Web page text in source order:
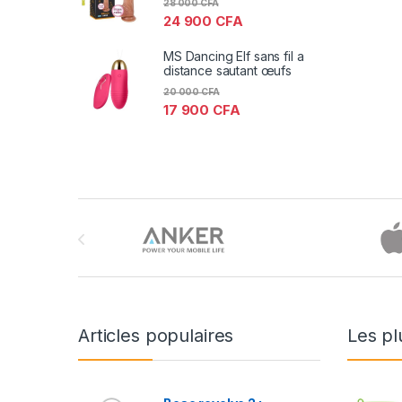
24 900 CFA
28 000CFA
MS Dancing Elf sans fil a
distance sautant œufs
17 900 CFA
20 000CFA
Articles populaires Les